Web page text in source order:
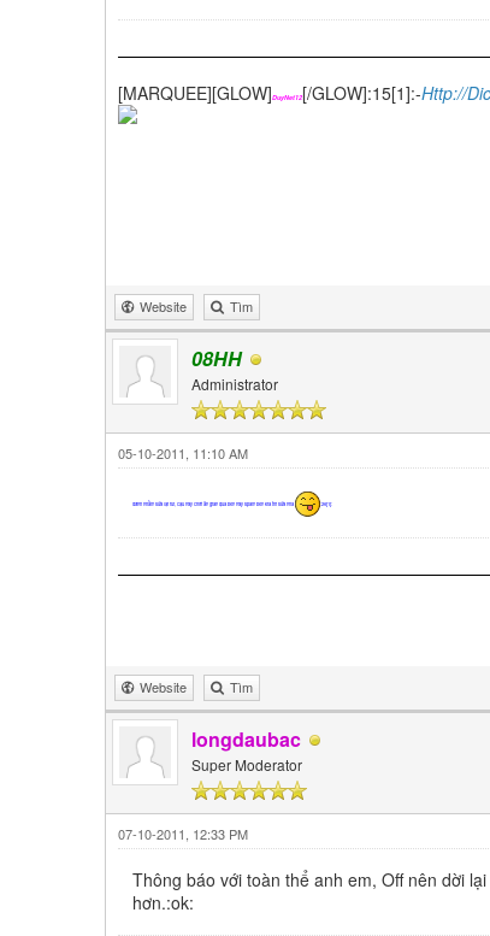
[MARQUEE][GLOW]DuyNet12[/GLOW]:15[1]:-Http://
Website Tìm
08HH
Administrator
05-10-2011, 11:10 AM
đánh nhầm sửa lại rui, cậu này chơi ăn gian qua bên này spam bên kia thì sửa nha :26[1]:
Website Tìm
longdaubac
Super Moderator
07-10-2011, 12:33 PM
Thông báo với toàn thể anh em, Off nên dời
hơn.:ok: